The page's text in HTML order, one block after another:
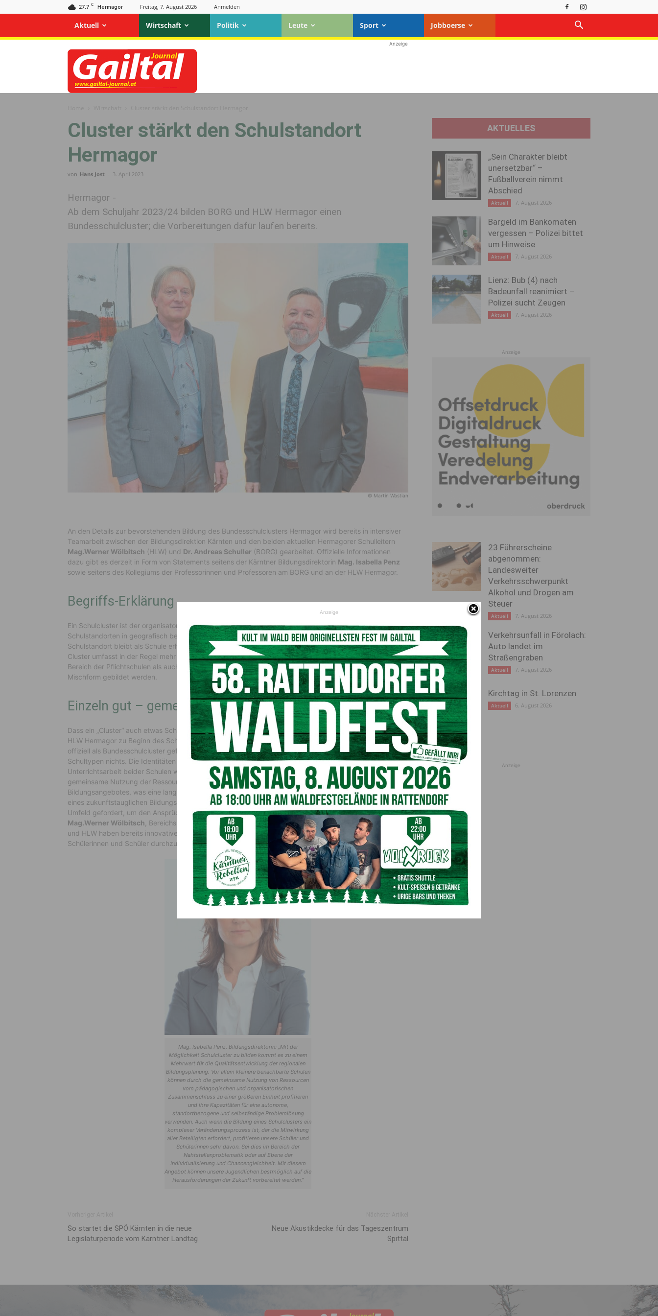
27.7 C Hermagor Freitag, 7. August 2026 Anmelden
Aktuell Wirtschaft Politik Leute Sport Jobboerse
Gailtal
Journal
Anzeige
Cluster stärkt den Schulstandort
Hermagor
von Hans Jost - 3. April 2023
Hermagor -
Ab dem Schuljahr 2023/24 bilden BORG und HLW Hermagor einen
Bundesschulcluster; die Vorbereitungen dafür laufen bereits.
© Martin Wastian
An den Details zur bevorstehenden Bildung des Bundesschulclusters Hermagor wird bereits in intensiver
Teamarbeit zwischen der Bildungsdirektion Kärnten und den beiden aktuellen Hermagorer Schulleitern
Mag.Werner Wölbitsch (HLW) und Dr. Andreas Schuller (BORG) gearbeitet. Offizielle Informationen
dazu gibt es derzeit in Form von Statements seitens der Kärntner Bildungsdirektorin Mag. Isabella Penz
sowie seitens des Kollegiums der Professorinnen und Professoren am BORG und an der HLW Hermagor.
Begriffs-Erklärung
Ein Schulcluster ist der organisatorische und pädagogische Zusammenschluss von zwei bis maximal acht
Schulstandorten in geografisch benachbarter Lage unter einer gemeinsamen Leitung. Der jeweilige
Schulstandort bleibt als Schule erhalten und wird durch die Zusammenarbeit im Cluster gestärkt. Ein
Cluster umfasst in der Regel mehr als 200, jedoch maximal 2.500 Schüler/innen. Cluster können sowohl im
Bereich der Pflichtschulen als auch im Bereich der Bundesschulen (AHS und BMHS), aber auch als
Mischform gebildet werden.
Einzeln gut – gemeinsam noch besser!
Dass ein „Cluster“ auch etwas Schönes sein kann, erfahren Schülerinnen und Schüler des BORG und der
HLW Hermagor zu Beginn des Schuljahres 2023/24. Ab diesem Zeitpunkt werden die beiden Schulen
offiziell als Bundesschulcluster geführt. Durch den Zusammenschluss zu einem Cluster ändert sich an den
Schultypen nichts. Die Identitäten von BORG und HLW bleiben erhalten, die bisher erfolgreiche
Unterrichtsarbeit beider Schulen wird um eine Qualität reicher. Durch die neue Organisationsform, die
gemeinsame Nutzung der Ressourcen (Infrastruktur, Personal) erhöht sich die Vielfalt des
Bildungsangebotes, was eine langfristige Sicherung des Schulstandortes garantiert. An der Etablierung
eines zukunftstauglichen Bildungskonzeptes ist auch das politische, wirtschaftliche und institutionelle
Umfeld gefordert, um den Ansprüchen und Bedürfnissen unserer Region gerecht zu werden. Clusterleiter
Mag.Werner Wölbitsch , BereichsleiterDr. Andreas Schuller sowie das Multiplikatorenteam von BORG
und HLW haben bereits innovative Ideen, um ab Herbst 2023 mit interessanten Angeboten für die
Schülerinnen und Schüler durchzustarten.
Mag. Isabella Penz, Bildungsdirektorin: „Mit der
Möglichkeit Schulcluster zu bilden kommt es zu einem
Mehrwert für die Qualitätsentwicklung der regionalen
Bildungsplanung. Vor allem kleinere benachbarte Schulen
können durch die gemeinsame Nutzung von Ressourcen
vom pädagogischen und organisatorischen
Zusammenschluss zu einer größeren Einheit profitieren
und ihre Kapazitäten für eine autonome,
standortbezogene und selbständige Problemlösung
verwenden. Auch wenn die Bildung eines Schulclusters ein
komplexer Veränderungsprozess ist, der die Mitwirkung
aller Beteiligten erfordert, profitieren unsere Schüler und
Schülerinnen sehr davon. Sei dies im Bereich der
Nahtstellenproblematik oder auf Ebene der
Individualisierung und Chancengleichheit. Mit diesem
Angebot können unsere Jugendlichen bestmöglich auf die
Herausforderungen der Zukunft vorbereitet werden.”
So startet die SPÖ Kärnten in die neue
Legislaturperiode vom Kärntner Landtag
Neue Akustikdecke für das Tageszentrum
Spittal
AKTUELLES
„Sein Charakter bleibt
unersetzbar“ –
Fußballverein nimmt
Abschied
Aktuell 7. August 2026
Bargeld im Bankomaten
vergessen – Polizei bittet
um Hinweise
Aktuell 7. August 2026
Lienz: Bub (4) nach
Badeunfall reanimiert –
Polizei sucht Zeugen
Aktuell 7. August 2026
Anzeige
23 Führerscheine
abgenommen:
Landesweiter
Verkehrsschwerpunkt
Alkohol und Drogen am
Steuer
Aktuell 7. August 2026
Verkehrsunfall in Förolach:
Auto landet im
Straßengraben
Aktuell 7. August 2026
Kirchtag in St. Lorenzen
Aktuell 6. August 2026
Anzeige
Anzeige